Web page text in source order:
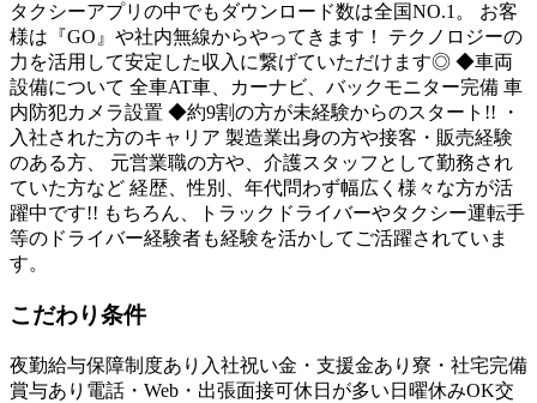
タクシーアプリの中でもダウンロード数は全国NO.1。 お客
様は『GO』や社内無線からやってきます！ テクノロジーの
力を活用して安定した収入に繋げていただけます◎ ◆車両
設備について 全車AT車、カーナビ、バックモニター完備 車
内防犯カメラ設置 ◆約9割の方が未経験からのスタート!! ・
入社された方のキャリア 製造業出身の方や接客・販売経験
のある方、 元営業職の方や、介護スタッフとして勤務され
ていた方など 経歴、性別、年代問わず幅広く様々な方が活
躍中です!! もちろん、トラックドライバーやタクシー運転手
等のドライバー経験者も経験を活かしてご活躍されていま
す。
こだわり条件
夜勤給与保障制度あり 入社祝い金・支援金あり 寮・社宅完備
賞与あり 電話・Web・出張面接可休日が多い 日曜休みOK交